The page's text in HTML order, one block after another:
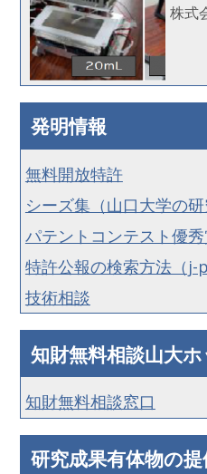
株式
発明情報
無料開放特許
シーズ集（山口大学の研
パテントコンテスト優
特許公報の検索方法（j-
技術相談
知財無料相談山大
知財無料相談窓口
研究成果有体物の